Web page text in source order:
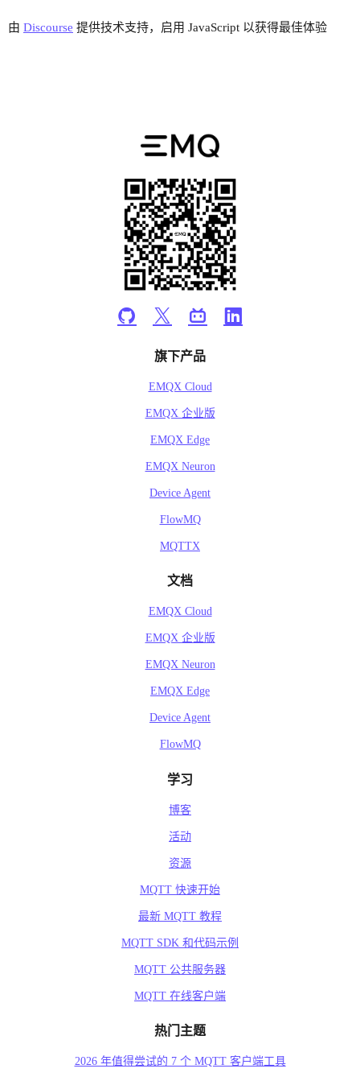
由 Discourse 提供技术支持，启用 JavaScript 以获得最佳体验
旗下产品
EMQX Cloud
EMQX 企业版
EMQX Edge
EMQX Neuron
Device Agent
FlowMQ
MQTTX
文档
EMQX Cloud
EMQX 企业版
EMQX Neuron
EMQX Edge
Device Agent
FlowMQ
学习
博客
活动
资源
MQTT 快速开始
最新 MQTT 教程
MQTT SDK 和代码示例
MQTT 公共服务器
MQTT 在线客户端
热门主题
2026 年值得尝试的 7 个 MQTT 客户端工具